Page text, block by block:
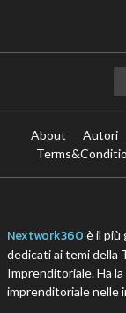
About Autori
Nextwork360 è il più
dedicati ai temi della
Imprenditoriale. Ha
imprenditoriale nelle